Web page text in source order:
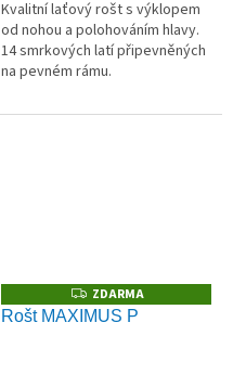
Kvalitní laťový rošt s výklopem
od nohou a polohováním hlavy.
14 smrkových latí připevněných
na pevném rámu.
Z
D
A
ZDARMA
Rošt MAXIMUS P